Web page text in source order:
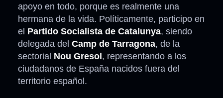
apoyo en todo, porque es realmente una
hermana de la vida. Políticamente, participo en
el Partido Socialista de Catalunya, siendo
delegada del Camp de Tarragona, de la
sectorial Nou Gresol , representando a los
ciudadanos de España nacidos fuera del
territorio español.